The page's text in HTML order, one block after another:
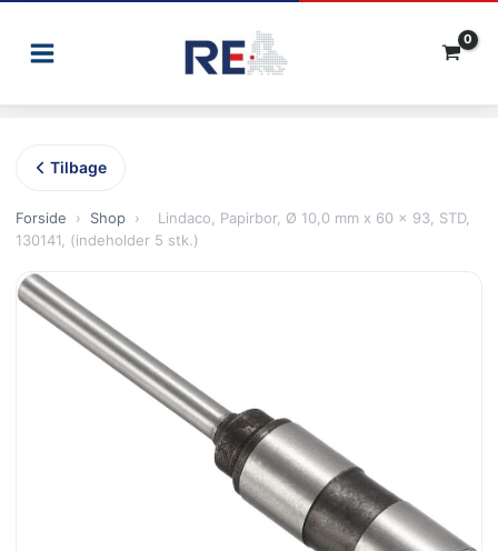
Tilbage
Forside › Shop ›
Lindaco, Papirbor, Ø 10,0 mm x 60 x 93, STD,
130141, (indeholder 5 stk.)